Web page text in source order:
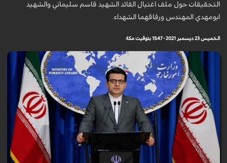
التحقيقات حول ملف اغتيال القائد الشهيد قاسم سليماني والشهيد
ابومهدي المهندس ورفاقهما الشهداء.
الخميس 23 ديسمبر 2021 - 15:47 بتوقيت مكة